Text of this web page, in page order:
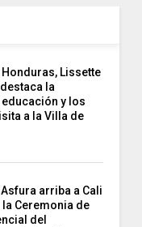
Lissette
la
y los
a la Villa de
arriba a Cali
Ceremonia de
del